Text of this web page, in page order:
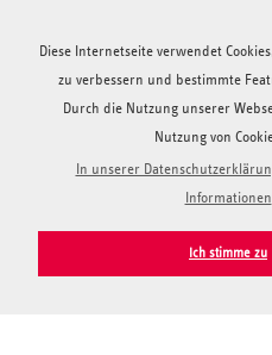
Diese Internetseite verwendet
zu verbessern und bestimmte
Durch die Nutzung unserer
Nutzung von
In unserer
Informationen
Ich stimme zu